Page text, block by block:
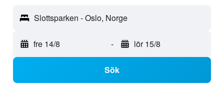
Slottsparken - Oslo, Norge
fre 14/8 - lör 15/8
Sök